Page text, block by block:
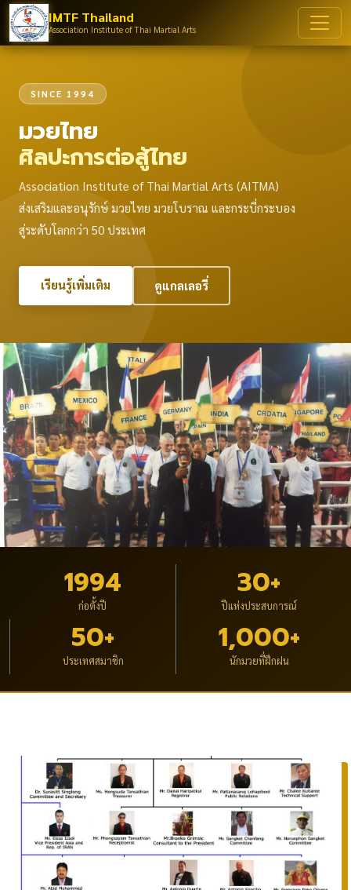
IMTF Thailand
Association Institute of Thai Martial Arts
SINCE 1994
มวยไทย
ศิลปะการต่อสู้ไทย
Association Institute of Thai Martial Arts (AITMA)
ส่งเสริมและอนุรักษ์ มวยไทย มวยโบราณ และกระบี่กระบอง
สู่ระดับโลกกว่า 50 ประเทศ
เรียนรู้เพิ่มเติม ดูแกลเลอรี่
1994
ก่อตั้งปี
30+
ปีแห่งประสบการณ์
50+
ประเทศสมาชิก
1,000+
นักมวยที่ฝึกฝน